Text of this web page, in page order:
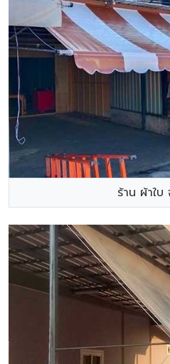
ร้าน ผ้าใบ